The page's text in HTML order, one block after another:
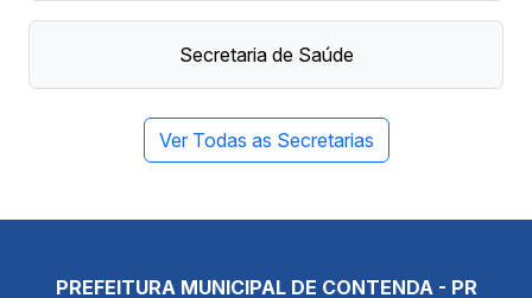
Secretaria de Saúde
Ver Todas as Secretarias
PREFEITURA MUNICIPAL DE CONTENDA - PR